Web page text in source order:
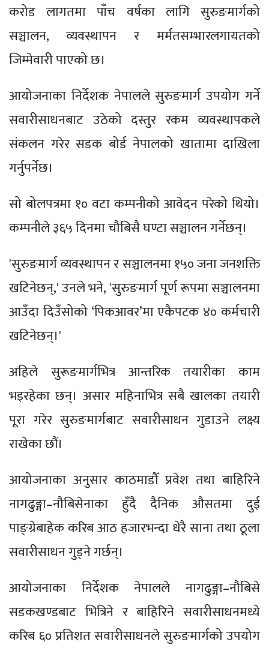
करोड लागतमा पाँच वर्षका लागि सुरुङमार्गको
सञ्चालन, व्यवस्थापन र मर्मतसम्भारलगायतको
जिम्मेवारी पाएको छ।
आयोजनाका निर्देशक नेपालले सुरुङमार्ग उपयोग गर्ने
सवारीसाधनबाट उठेको दस्तुर रकम व्यवस्थापकले
संकलन गरेर सडक बोर्ड नेपालको खातामा दाखिला
गर्नुपर्नेछ।
सो बोलपत्रमा १० वटा कम्पनीको आवेदन परेको थियो।
कम्पनीले ३६५ दिनमा चौबिसै घण्टा सञ्चालन गर्नेछन्।
'सुरुङमार्ग व्यवस्थापन र सञ्चालनमा १५० जना जनशक्ति
खटिनेछन्,' उनले भने, 'सुरुङमार्ग पूर्ण रूपमा सञ्चालनमा
आउँदा दिउँसोको ‘पिकआवर’मा एकैपटक ४० कर्मचारी
खटिनेछन्।'
अहिले सुरूङमार्गभित्र आन्तरिक तयारीका काम
भइरहेका छन्। असार महिनाभित्र सबै खालका तयारी
पूरा गरेर सुरुङमार्गबाट सवारीसाधन गुडाउने लक्ष्य
राखेका छौं।
आयोजनाका अनुसार काठमाडौँ प्रवेश तथा बाहिरिने
नागढुङ्गा–नौबिसेनाका हुँदै दैनिक औसतमा दुई
पाङ्ग्रेबाहेक करिब आठ हजारभन्दा धेरै साना तथा ठूला
सवारीसाधन गुड्ने गर्छन्।
आयोजनाका निर्देशक नेपालले नागढुङ्गा–नौबिसे
सडकखण्डबाट भित्रिने र बाहिरिने सवारीसाधनमध्ये
करिब ६० प्रतिशत सवारीसाधनले सुरुङमार्गको उपयोग